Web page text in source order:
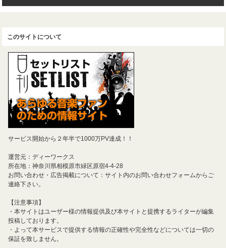
このサイトについて
サービス開始から２年半で1000万PV達成！！
運営元：ディーワークス
所在地：神奈川県相模原市緑区原宿4-4-28
お問い合わせ・広告掲載について：サイト内のお問い合わせフォームからご
連絡下さい。
【注意事項】
・本サイトはユーザー様の情報提供及び本サイトと提携するライターが編集
投稿しております。
・よって本サービスで提供する情報の正確性や完全性などについては一切の
保証を致しません。